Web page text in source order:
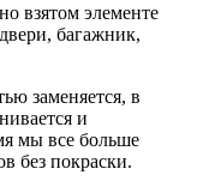
взятом элементе
багажник,
заменяется, в
и
мы все больше
без покраски.